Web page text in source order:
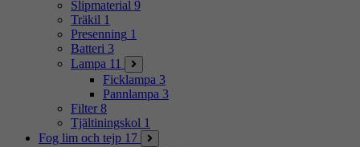
Slipmaterial 9
Träkil 1
Presenning 1
Batteri 3
Lampa 11
Ficklampa 3
Pannlampa 3
Filter 8
Tjältiningskol 1
Fog lim och tejp 17